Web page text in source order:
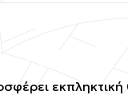
εκπληκτική